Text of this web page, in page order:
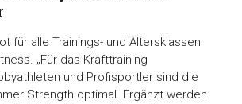
für alle Trainings- und Altersklassen
„Für das Krafttraining
und Profisportler sind die
Strength optimal. Ergänzt werden